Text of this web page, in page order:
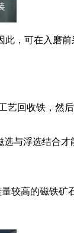
，可在入磨
艺回收铁，然
与浮选结合才
较高的磁铁矿